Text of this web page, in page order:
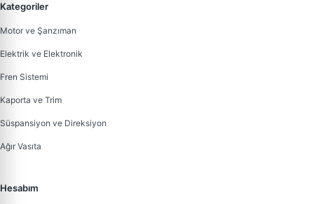
Kategoriler
Motor ve Şanzıman
Elektrik ve Elektronik
Fren Sistemi
Kaporta ve Trim
Süspansiyon ve Direksiyon
Ağır Vasıta
Hesabım